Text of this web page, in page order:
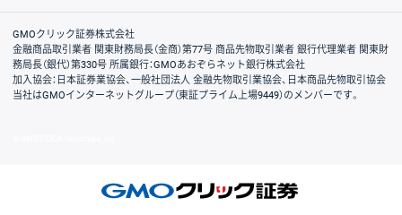
取引規程・約款
サイトマップ
その他のご案内
個人情報保護方針
最良執行方針
サイトのご利用について
ディスクレイマー
信託保全
リスク説明
会社案内
GMOクリック証券株式会社
金融商品取引業者 関東財務局長（金商）第77号 商品先物取引業者 銀行代理業者 関東財
務局長（銀代）第330号 所属銀行：GMOあおぞらネット銀行株式会社
加入協会：日本証券業協会、一般社団法人 金融先物取引業協会、日本商品先物取引協会
当社はGMOインターネットグループ（東証プライム上場9449）のメンバーです。